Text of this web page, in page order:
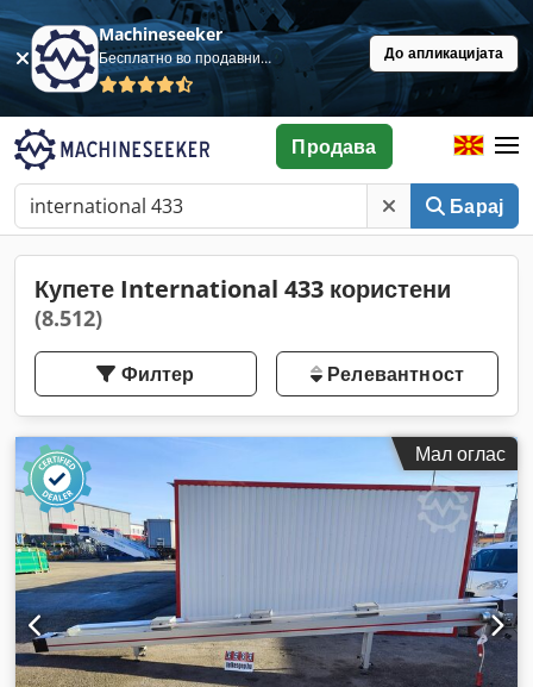
Machineseeker
Бесплатно во продавница До апликацијата
Барај
Продава
Купете International 433 користени
(8.512)
Филтер Релевантност
Мал оглас